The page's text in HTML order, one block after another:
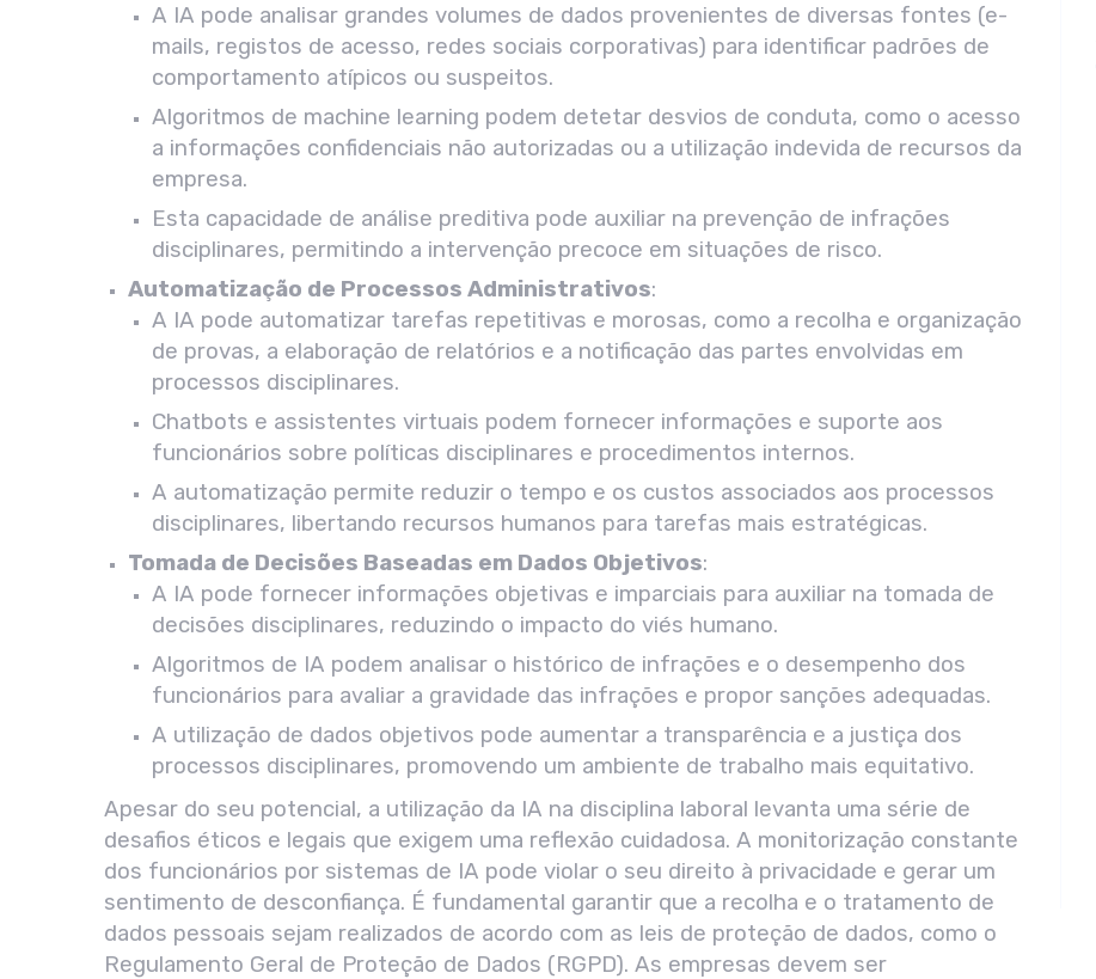
A IA pode analisar grandes volumes de dados provenientes de diversas fontes (e-
mails, registos de acesso, redes sociais corporativas) para identificar padrões de
comportamento atípicos ou suspeitos.
Algoritmos de machine learning podem detetar desvios de conduta, como o acesso
a informações confidenciais não autorizadas ou a utilização indevida de recursos da
empresa.
Esta capacidade de análise preditiva pode auxiliar na prevenção de infrações
disciplinares, permitindo a intervenção precoce em situações de risco.
Automatização de Processos Administrativos:
A IA pode automatizar tarefas repetitivas e morosas, como a recolha e organização
de provas, a elaboração de relatórios e a notificação das partes envolvidas em
processos disciplinares.
Chatbots e assistentes virtuais podem fornecer informações e suporte aos
funcionários sobre políticas disciplinares e procedimentos internos.
A automatização permite reduzir o tempo e os custos associados aos processos
disciplinares, libertando recursos humanos para tarefas mais estratégicas.
Tomada de Decisões Baseadas em Dados Objetivos:
A IA pode fornecer informações objetivas e imparciais para auxiliar na tomada de
decisões disciplinares, reduzindo o impacto do viés humano.
Algoritmos de IA podem analisar o histórico de infrações e o desempenho dos
funcionários para avaliar a gravidade das infrações e propor sanções adequadas.
A utilização de dados objetivos pode aumentar a transparência e a justiça dos
processos disciplinares, promovendo um ambiente de trabalho mais equitativo.
Apesar do seu potencial, a utilização da IA na disciplina laboral levanta uma série de
desafios éticos e legais que exigem uma reflexão cuidadosa. A monitorização constante
dos funcionários por sistemas de IA pode violar o seu direito à privacidade e gerar um
sentimento de desconfiança. É fundamental garantir que a recolha e o tratamento de
dados pessoais sejam realizados de acordo com as leis de proteção de dados, como o
Regulamento Geral de Proteção de Dados (RGPD). As empresas devem ser